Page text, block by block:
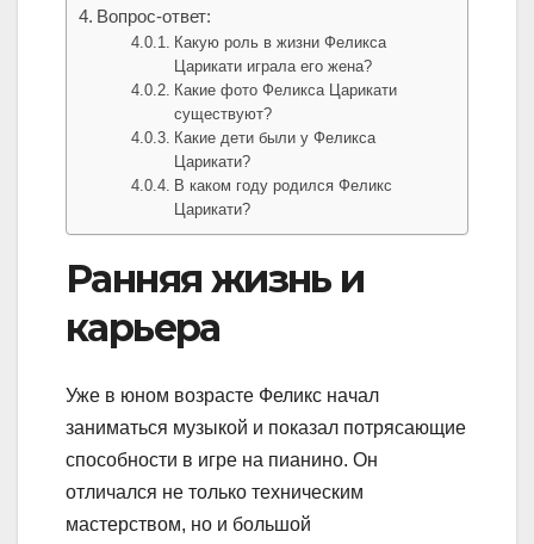
Вопрос-ответ:
Какую роль в жизни Феликса
Царикати играла его жена?
Какие фото Феликса Царикати
существуют?
Какие дети были у Феликса
Царикати?
В каком году родился Феликс
Царикати?
Ранняя жизнь и
карьера
Уже в юном возрасте Феликс начал
заниматься музыкой и показал потрясающие
способности в игре на пианино. Он
отличался не только техническим
мастерством, но и большой